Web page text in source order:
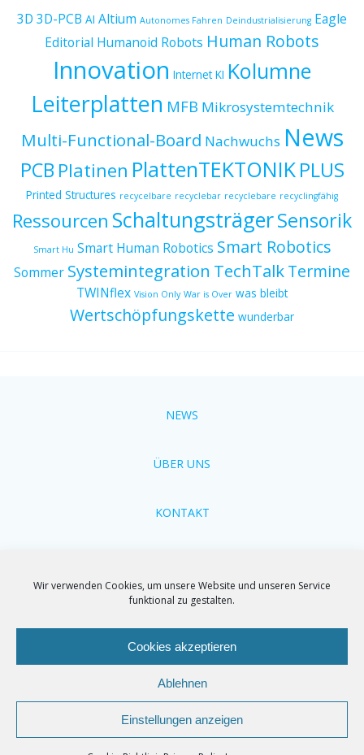
Wir verwenden Cookies, um unsere Website und unseren Service
funktional zu gestalten.
Cookies akzeptieren
Ablehnen
Einstellungen anzeigen
3D 3D-PCB AI Altium Autonomes Fahren Deindustrialisierung Eagle
Editorial Humanoid Robots Human Robots
Innovation Internet KI Kolumne
Leiterplatten MFB Mikrosystemtechnik
Multi-Functional-Board Nachwuchs News
PCB Platinen PlattenTEKTONIK PLUS
Printed Structures recycelbare recyclebar recyclebare recyclingfähig
Ressourcen SchaltungsträgerSensorik
Smart Hu Smart Human Robotics Smart Robotics
Sommer Systemintegration TechTalkTermine
TWINflex Vision Only War is Over was bleibt
Wertschöpfungskette wunderbar
NEWS
ÜBER UNS
KONTAKT
Impressum
Dr. Kostelnik. Created for free using WordPress and
Colibri